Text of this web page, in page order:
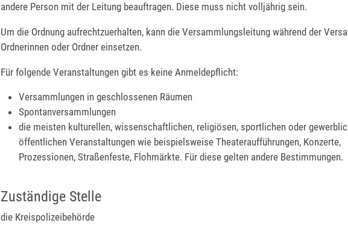
andere Person mit der Leitung beauftragen. Diese muss nicht volljährig sein.
Um die Ordnung aufrechtzuerhalten, kann die Versammlungsleitung während der
Ordnerinnen oder Ordner einsetzen.
Für folgende Veranstaltungen gibt es keine Anmeldepflicht:
Versammlungen in geschlossenen Räumen
Spontanversammlungen
die meisten kulturellen, wissenschaftlichen, religiösen, sportlichen oder
öffentlichen Veranstaltungen wie beispielsweise Theateraufführungen, Konzerte,
Prozessionen, Straßenfeste, Flohmärkte. Für diese gelten andere Bestimmungen.
Zuständige Stelle
die Kreispolizeibehörde